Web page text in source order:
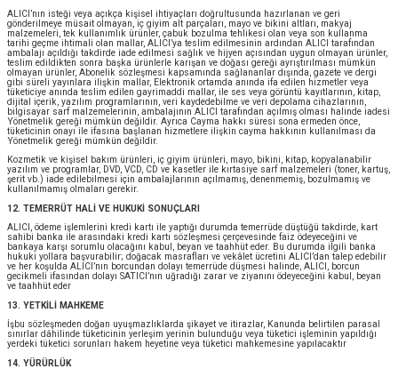
ALICI’nın isteği veya açıkça kişisel ihtiyaçları doğrultusunda hazırlanan ve geri
gönderilmeye müsait olmayan, iç giyim alt parçaları, mayo ve bikini altları, makyaj
malzemeleri, tek kullanımlık ürünler, çabuk bozulma tehlikesi olan veya son kullanma
tarihi geçme ihtimali olan mallar, ALICI’ya teslim edilmesinin ardından ALICI tarafından
ambalajı açıldığı takdirde iade edilmesi sağlık ve hijyen açısından uygun olmayan ürünler,
teslim edildikten sonra başka ürünlerle karışan ve doğası gereği ayrıştırılması mümkün
olmayan ürünler, Abonelik sözleşmesi kapsamında sağlananlar dışında, gazete ve dergi
gibi süreli yayınlara ilişkin mallar, Elektronik ortamda anında ifa edilen hizmetler veya
tüketiciye anında teslim edilen gayrimaddi mallar, ile ses veya görüntü kayıtlarının, kitap,
dijital içerik, yazılım programlarının, veri kaydedebilme ve veri depolama cihazlarının,
bilgisayar sarf malzemelerinin, ambalajının ALICI tarafından açılmış olması halinde iadesi
Yönetmelik gereği mümkün değildir. Ayrıca Cayma hakkı süresi sona ermeden önce,
tüketicinin onayı ile ifasına başlanan hizmetlere ilişkin cayma hakkının kullanılması da
Yönetmelik gereği mümkün değildir.
Kozmetik ve kişisel bakım ürünleri, iç giyim ürünleri, mayo, bikini, kitap, kopyalanabilir
yazılım ve programlar, DVD, VCD, CD ve kasetler ile kırtasiye sarf malzemeleri (toner, kartuş,
şerit vb.) iade edilebilmesi için ambalajlarının açılmamış, denenmemiş, bozulmamış ve
kullanılmamış olmaları gerekir.
12. TEMERRÜT HALİ VE HUKUKİ SONUÇLARI
ALICI, ödeme işlemlerini kredi kartı ile yaptığı durumda temerrüde düştüğü takdirde, kart
sahibi banka ile arasındaki kredi kartı sözleşmesi çerçevesinde faiz ödeyeceğini ve
bankaya karşı sorumlu olacağını kabul, beyan ve taahhüt eder. Bu durumda ilgili banka
hukuki yollara başvurabilir; doğacak masrafları ve vekâlet ücretini ALICI’dan talep edebilir
ve her koşulda ALICI’nın borcundan dolayı temerrüde düşmesi halinde, ALICI, borcun
gecikmeli ifasından dolayı SATICI’nın uğradığı zarar ve ziyanını ödeyeceğini kabul, beyan
ve taahhüt eder
13. YETKİLİ MAHKEME
İşbu sözleşmeden doğan uyuşmazlıklarda şikayet ve itirazlar, Kanunda belirtilen parasal
sınırlar dâhilinde tüketicinin yerleşim yerinin bulunduğu veya tüketici işleminin yapıldığı
yerdeki tüketici sorunları hakem heyetine veya tüketici mahkemesine yapılacaktır
14. YÜRÜRLÜK